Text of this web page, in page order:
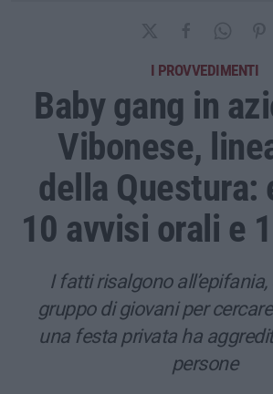
I PROVVEDIMENTI
Baby gang in
Vibonese,
della Questura:
10 avvisi orali e
I fatti risalgono
gruppo di giovani per
una festa privata ha
persone